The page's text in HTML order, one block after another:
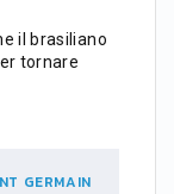
il brasiliano
tornare
GERMAIN